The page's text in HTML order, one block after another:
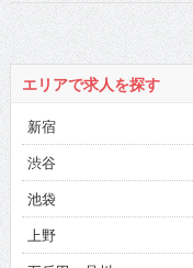
エリアで求人を探す
新宿
渋谷
池袋
上野